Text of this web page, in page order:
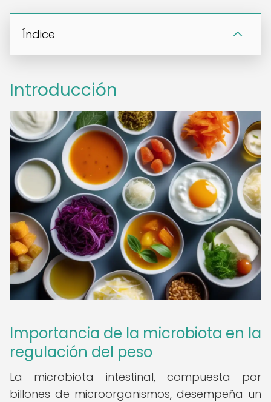
Índice
Introducción
Importancia de la microbiota en la
regulación del peso
La microbiota intestinal, compuesta por
billones de microorganismos, desempeña un